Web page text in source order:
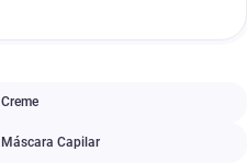
Creme
Máscara Capilar